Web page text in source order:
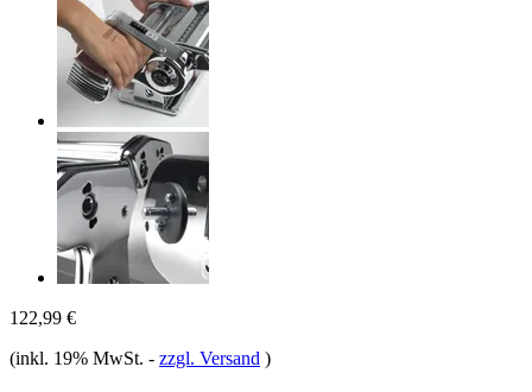
122,99 €
(inkl. 19% MwSt. - zzgl. Versand )